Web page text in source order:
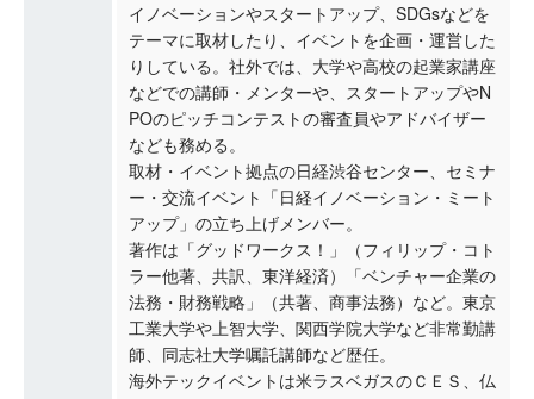
イノベーションやスタートアップ、SDGsなどを
テーマに取材したり、イベントを企画・運営した
りしている。社外では、大学や高校の起業家講座
などでの講師・メンターや、スタートアップやN
POのピッチコンテストの審査員やアドバイザー
なども務める。
取材・イベント拠点の日経渋谷センター、セミナ
ー・交流イベント「日経イノベーション・ミート
アップ」の立ち上げメンバー。
著作は「グッドワークス！」（フィリップ・コト
ラー他著、共訳、東洋経済）「ベンチャー企業の
法務・財務戦略」（共著、商事法務）など。東京
工業大学や上智大学、関西学院大学など非常勤講
師、同志社大学嘱託講師など歴任。
海外テックイベントは米ラスベガスのＣＥＳ、仏